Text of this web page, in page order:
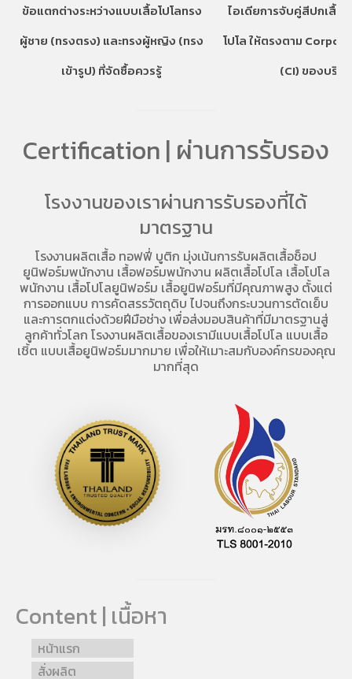
ข้อแตกต่างระหว่างแบบเสื้อโปโลทรง
ผู้ชาย (ทรงตรง) และทรงผู้หญิง (ทรง
เข้ารูป) ที่จัดซื้อควรรู้
ไอเดียการจับคู่สีปกเสื้อ
โปโล ให้ตรงตาม
(CI) ของบริษัท
Certification | ผ่านการรับรอง
โรงงานของเราผ่านการรับรองที่ได้
มาตรฐาน
โรงงานผลิตเสื้อ ทอฟฟี่ บูติก มุ่งเน้นการรับผลิตเสื้อช็อป
ยูนิฟอร์มพนักงาน เสื้อฟอร์มพนักงาน ผลิตเสื้อโปโล เสื้อโปโล
พนักงาน เสื้อโปโลยูนิฟอร์ม เสื้อยูนิฟอร์มที่มีคุณภาพสูง ตั้งแต่
การออกแบบ การคัดสรรวัตถุดิบ ไปจนถึงกระบวนการตัดเย็บ
และการตกแต่งด้วยฝีมือช่าง เพื่อส่งมอบสินค้าที่มีมาตรฐานสู่
ลูกค้าทั่วโลก โรงงานผลิตเสื้อของเรามีแบบเสื้อโปโล แบบเสื้อ
เชิ้ต แบบเสื้อยูนิฟอร์มมากมาย เพื่อให้เมาะสมกับองค์กรของคุณ
มากที่สุด
Content | เนื้อหา
หน้าแรก
สั่งผลิต